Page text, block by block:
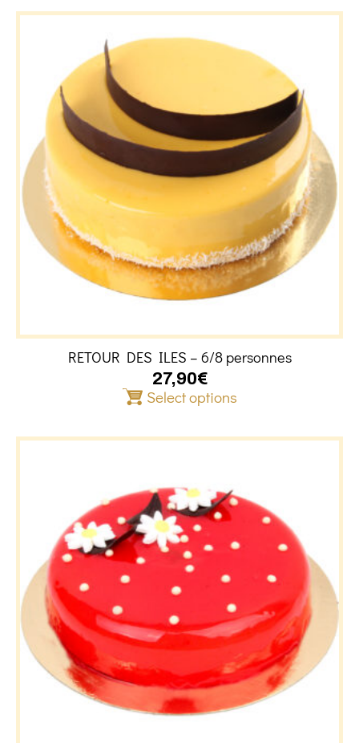
RETOUR DES ILES – 6/8 personnes
27,90€
Select options